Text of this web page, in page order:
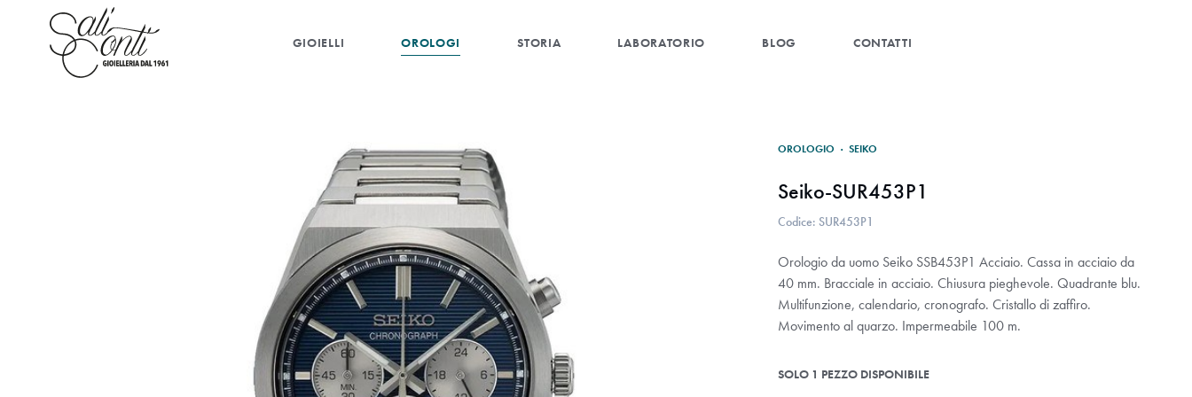
GIOIELLI OROLOGI STORIA LABORATORIO BLOG CONTATTI
OROLOGIO · SEIKO
Seiko-SUR453P1
Codice: SUR453P1
Orologio da uomo Seiko SSB453P1 Acciaio. Cassa in acciaio da
40 mm. Bracciale in acciaio. Chiusura pieghevole. Quadrante blu.
Multifunzione, calendario, cronografo. Cristallo di zaffiro.
Movimento al quarzo. Impermeabile 100 m.
SOLO 1 PEZZO DISPONIBILE